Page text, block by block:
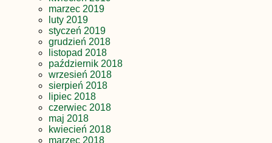
marzec 2019
luty 2019
styczeń 2019
grudzień 2018
listopad 2018
październik 2018
wrzesień 2018
sierpień 2018
lipiec 2018
czerwiec 2018
maj 2018
kwiecień 2018
marzec 2018